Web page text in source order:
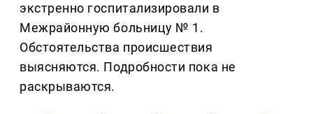
экстренно госпитализировали в
Межрайонную больницу № 1.
Обстоятельства происшествия
выясняются. Подробности пока не
раскрываются.